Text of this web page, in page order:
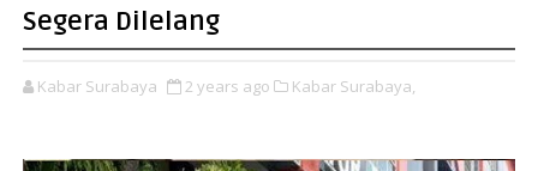
Segera Dilelang
Kabar Surabaya 2 years ago Kabar Surabaya,